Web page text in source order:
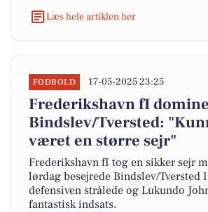
Læs hele artiklen her
FODBOLD 17-05-2025 23:25
Frederikshavn fI
Bindslev/Tversted:
været en større sejr"
Frederikshavn fI tog en sikker sejr
lørdag besejrede Bindslev/Tversted
defensiven strålede og Lukundo
fantastisk indsats.